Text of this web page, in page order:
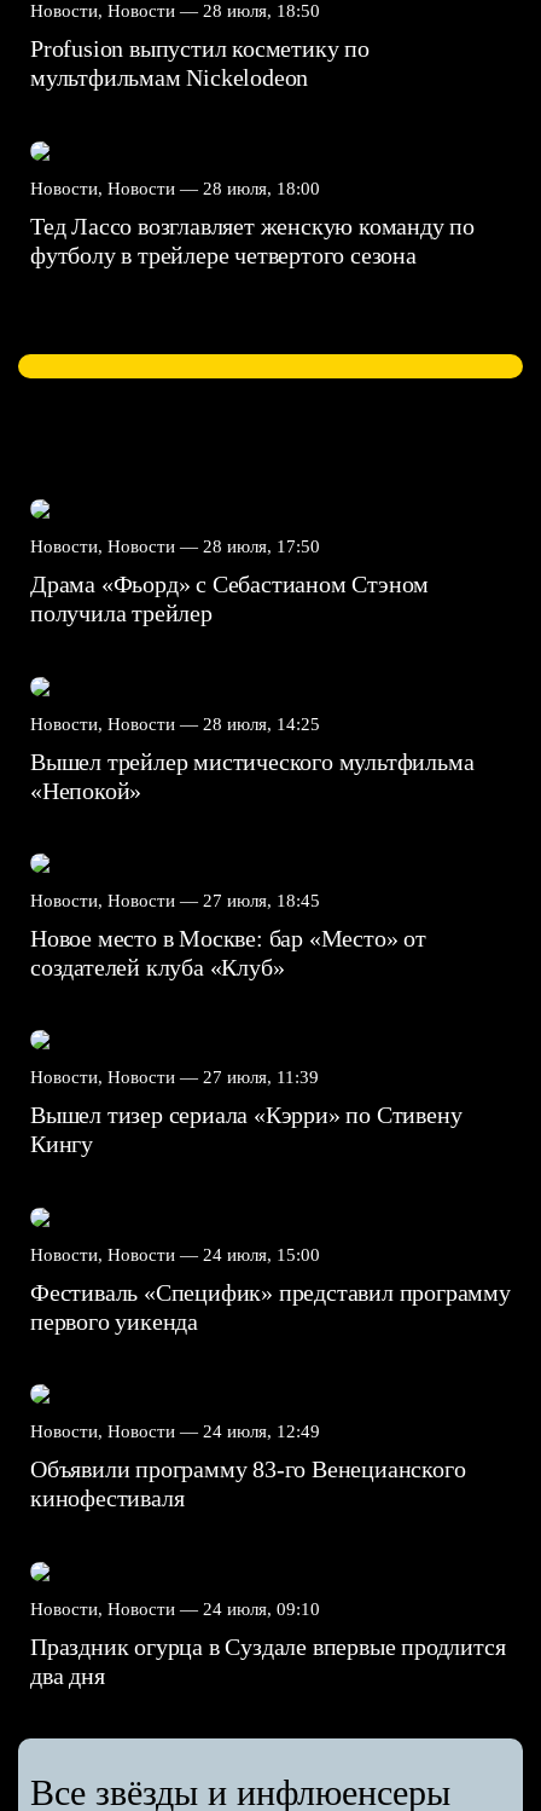
Новости, Новости — 28 июля, 18:50
Profusion выпустил косметику по
мультфильмам Nickelodeon
Новости, Новости — 28 июля, 18:00
Тед Лассо возглавляет женскую команду по
футболу в трейлере четвертого сезона
Новости, Новости — 28 июля, 17:50
Драма «Фьорд» с Себастианом Стэном
получила трейлер
Новости, Новости — 28 июля, 14:25
Вышел трейлер мистического мультфильма
«Непокой»
Новости, Новости — 27 июля, 18:45
Новое место в Москве: бар «Место» от
создателей клуба «Клуб»
Новости, Новости — 27 июля, 11:39
Вышел тизер сериала «Кэрри» по Стивену
Кингу
Новости, Новости — 24 июля, 15:00
Фестиваль «Специфик» представил программу
первого уикенда
Новости, Новости — 24 июля, 12:49
Объявили программу 83-го Венецианского
кинофестиваля
Новости, Новости — 24 июля, 09:10
Праздник огурца в Суздале впервые продлится
два дня
Все звёзды и инфлюенсеры